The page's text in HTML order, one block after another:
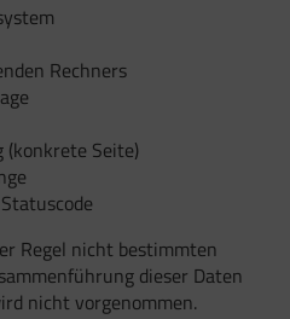
Rechners
Seite)
Regel nicht bestimmten
dieser Daten
nicht vorgenommen.